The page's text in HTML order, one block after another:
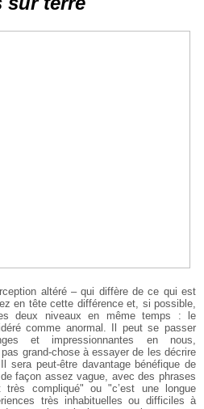
altéré – qui diffère de ce qui est
en tête cette différence et, si possible,
deux niveaux en même temps : le
comme anormal. Il peut se passer
et impressionnantes en nous,
grand-chose à essayer de les décrire
sera peut-être davantage bénéfique de
façon assez vague, avec des phrases
compliqué" ou "c’est une longue
très inhabituelles ou difficiles à